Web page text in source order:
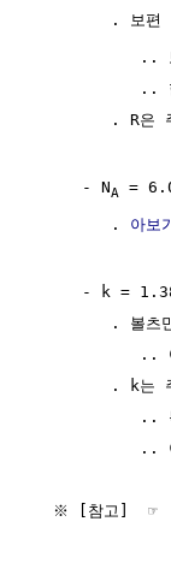
        . 보편
..
..
. R은
     - N
A =
        .
아보
- k =
. 볼츠
..
. k는
..
..
  ※ [참고]  ☞